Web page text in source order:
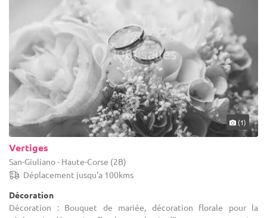
trouver un professionnel de la décoration florale en Haute Corse.
Afin de vous satisfaire, nos professionnels sauront se montrer
réactifs et à l'écoute. Nul doute que vos convives se souviendront
très longtemps de cet événement, organisé par vos soins grâce à
l'aide de 1001Salles !
(1)
Vertiges
San-Giuliano - Haute-Corse (2B)
Déplacement jusqu'a 100kms
Décoration
Décoration : Bouquet de mariée, décoration florale pour la